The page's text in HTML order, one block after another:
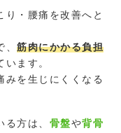
り・腰痛を改善へと
筋肉にかかる負担
ます。
みを生じにくくなる
方は、 骨盤や背骨